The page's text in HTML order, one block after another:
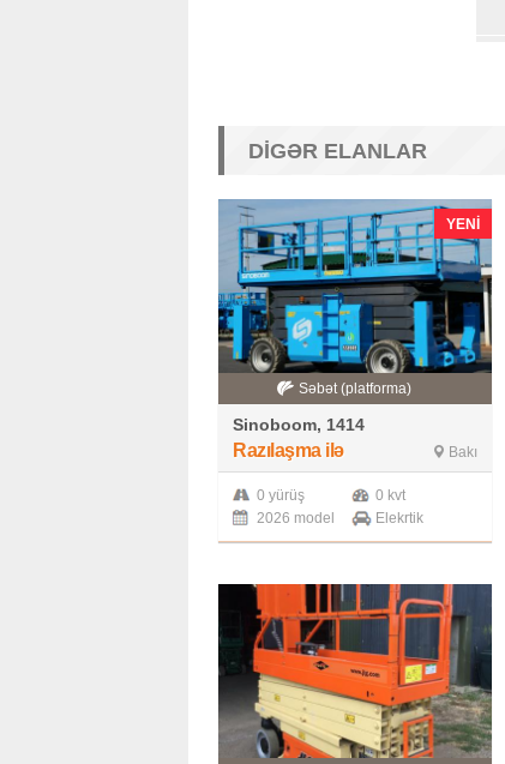
DIGƏR ELANLAR
YENI
Səbət (platforma)
Sinoboom, 1414
Razılaşma ilə Bakı
0 yürüş
0 kvt
2026 model
Elekrtik